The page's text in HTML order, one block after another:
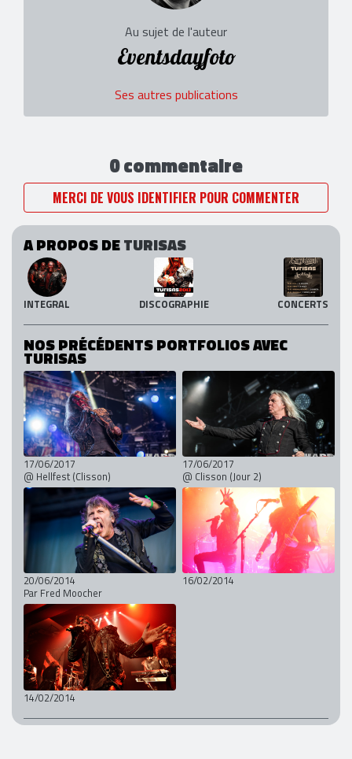
Au sujet de l'auteur
Eventsdayfoto
Ses autres publications
0 commentaire
MERCI DE VOUS IDENTIFIER POUR COMMENTER
A PROPOS DETURISAS
INTEGRAL DISCOGRAPHIE CONCERTS
NOS PRÉCÉDENTS PORTFOLIOS AVEC
TURISAS
17/06/2017
@ Hellfest (Clisson)
17/06/2017
@ Clisson (Jour 2)
20/06/2014
Par Fred Moocher
16/02/2014
14/02/2014